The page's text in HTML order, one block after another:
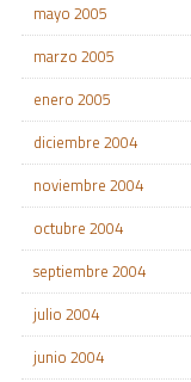
mayo 2005
marzo 2005
enero 2005
diciembre 2004
noviembre 2004
octubre 2004
septiembre 2004
julio 2004
junio 2004